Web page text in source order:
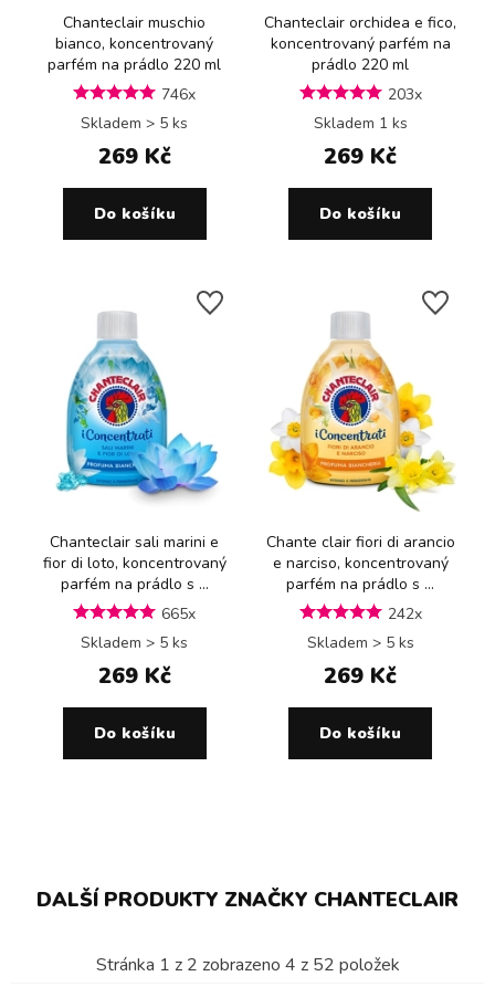
Chanteclair muschio
bianco, koncentrovaný
parfém na prádlo 220 ml
746x
Skladem > 5 ks
269 Kč
Do košíku
Chanteclair orchidea e fico,
koncentrovaný parfém na
prádlo 220 ml
203x
Skladem 1 ks
269 Kč
Do košíku
Chanteclair sali marini e
fior di loto, koncentrovaný
parfém na prádlo s ...
665x
Skladem > 5 ks
269 Kč
Do košíku
Chante clair fiori di arancio
e narciso, koncentrovaný
parfém na prádlo s ...
242x
Skladem > 5 ks
269 Kč
Do košíku
DALŠÍ PRODUKTY ZNAČKY CHANTECLAIR
Stránka 1 z 2 zobrazeno 4 z 52 položek